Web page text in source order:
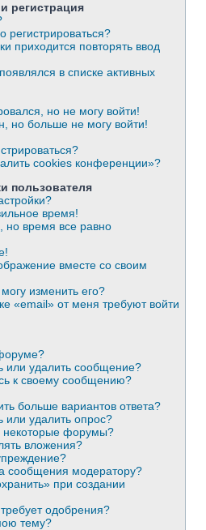
регистрация
приходится повторять ввод
в списке активных
но не могу войти!
но больше не могу войти!
cookies конференции»?
пользователя
время!
но время все равно
вместе со своим
изменить его?
«email» от меня требуют войти
или удалить сообщение?
к своему сообщению?
больше вариантов ответа?
или удалить опрос?
некоторые форумы?
вложения?
сообщения модератору?
при создании
одобрения?
тему?